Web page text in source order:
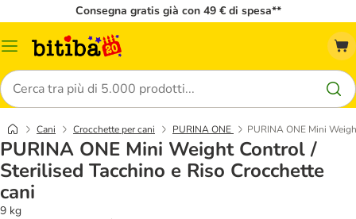
Consegna gratis già con 49 € di spesa**
Overview
Cerca
Cani Crocchette per cani PURINA ONE PURINA ONE Mini
PURINA ONE Mini Weight Control /
Sterilised Tacchino e Riso Crocchette
cani
9 kg